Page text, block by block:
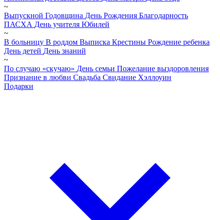
~
Выпускной Годовщина День Рождения Благодарность
ПАСХА День учителя Юбилей
~
В больницу В роддом Выписка Крестины Рождение ребенка
День детей День знаний
~
По случаю «скучаю» День семьи Пожелание выздоровления
Признание в любви Свадьба Свидание Хэллоуин
Подарки